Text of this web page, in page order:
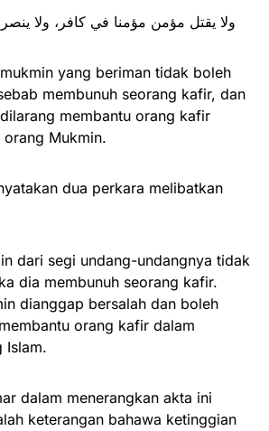
1. ولا يقتل مؤمن مؤمنا في كافر، ولا
yang beriman tidak boleh
membunuh seorang kafir, dan
membantu orang kafir
Mukmin.
dua perkara melibatkan
dari segi undang-undangnya tidak
dia membunuh seorang kafir.
dianggap bersalah dan boleh
orang kafir dalam
Islam.
dalam menerangkan akta ini
keterangan bahawa ketinggian